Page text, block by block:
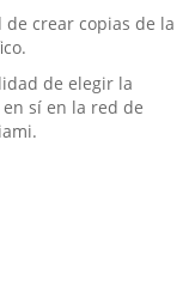
de crear copias de la
de elegir la
sí en la red de